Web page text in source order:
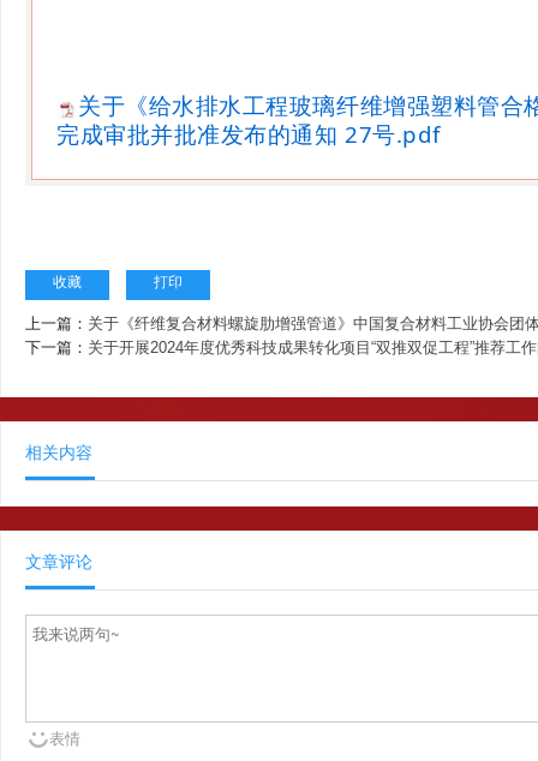
关于《给水排水工程玻璃纤维增强塑料管合
完成审批并批准发布的通知 27号.pdf
收藏 打印
上一篇： 关于《纤维复合材料螺旋肋增强管道》中国复合材料工业协会团
下一篇： 关于开展2024年度优秀科技成果转化项目“双推双促工程”推荐工
相关内容
文章评论
表情